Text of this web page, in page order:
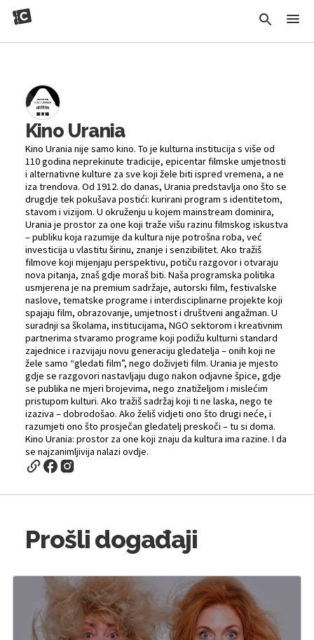
Kino Urania
Kino Urania nije samo kino. To je kulturna institucija s više od
110 godina neprekinute tradicije, epicentar filmske umjetnosti
i alternativne kulture za sve koji žele biti ispred vremena, a ne
iza trendova. Od 1912. do danas, Urania predstavlja ono što se
drugdje tek pokušava postići: kurirani program s identitetom,
stavom i vizijom. U okruženju u kojem mainstream dominira,
Urania je prostor za one koji traže višu razinu filmskog iskustva
– publiku koja razumije da kultura nije potrošna roba, već
investicija u vlastitu širinu, znanje i senzibilitet. Ako tražiš
filmove koji mijenjaju perspektivu, potiču razgovor i otvaraju
nova pitanja, znaš gdje moraš biti. Naša programska politika
usmjerena je na premium sadržaje, autorski film, festivalske
naslove, tematske programe i interdisciplinarne projekte koji
spajaju film, obrazovanje, umjetnost i društveni angažman. U
suradnji sa školama, institucijama, NGO sektorom i kreativnim
partnerima stvaramo programe koji podižu kulturni standard
zajednice i razvijaju novu generaciju gledatelja – onih koji ne
žele samo “gledati film”, nego doživjeti film. Urania je mjesto
gdje se razgovori nastavljaju dugo nakon odjavne špice, gdje
se publika ne mjeri brojevima, nego znatiželjom i mislećim
pristupom kulturi. Ako tražiš sadržaj koji ti ne laska, nego te
izaziva – dobrodošao. Ako želiš vidjeti ono što drugi neće, i
razumjeti ono što prosječan gledatelj preskoči – tu si doma.
Kino Urania: prostor za one koji znaju da kultura ima razine. I da
se najzanimljivija nalazi ovdje.
Prošli događaji